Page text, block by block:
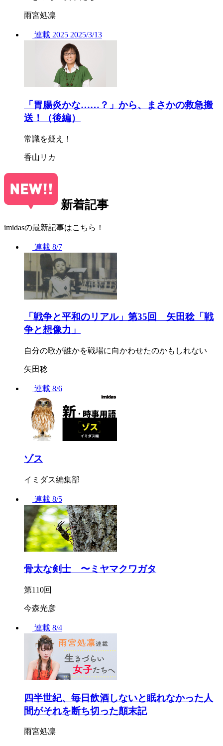
雨宮処凛
連載 2025 2025/3/13
「胃腸炎かな……？」から、まさかの救急搬
送！（後編）
常識を疑え！
香山リカ
新着記事
imidasの最新記事はこちら！
連載 8/7
「戦争と平和のリアル」第35回 矢田稔「戦
争と想像力」
自分の歌が誰かを戦場に向かわせたのかもしれない
矢田稔
連載 8/6
ゾス
イミダス編集部
連載 8/5
骨太な剣士 〜ミヤマクワガタ
第110回
今森光彦
連載 8/4
四半世紀、毎日飲酒しないと眠れなかった人
間がそれを断ち切った顛末記
雨宮処凛